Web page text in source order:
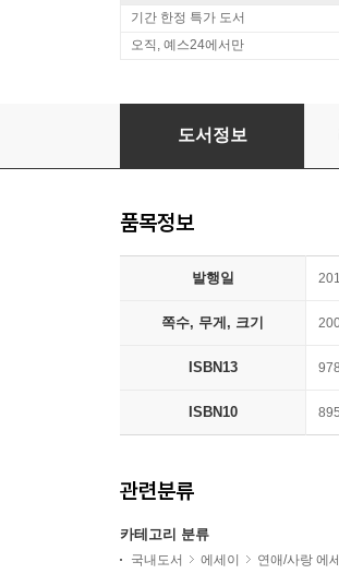
기간 한정 특가 도서
오직, 예스24에서만
사랑한다 사랑하지 않는다
도서정보
품목정보
발행일
쪽수, 무게, 크기
ISBN13
ISBN10
관련분류
카테고리 분류
국내도서 에세이
연애/사랑 에